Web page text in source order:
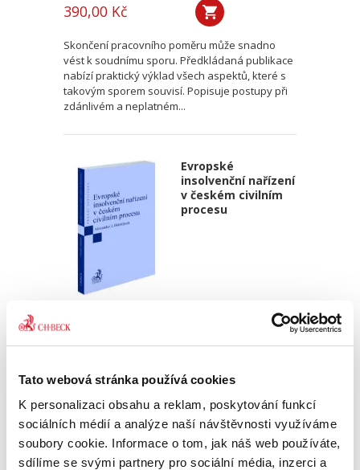
Tato webová stránka používá cookies
K personalizaci obsahu a reklam, poskytování funkcí
sociálních médií a analýze naší návštěvnosti využíváme
soubory cookie. Informace o tom, jak náš web používáte,
sdílíme se svými partnery pro sociální média, inzerci a
390,00 Kč
Skončení pracovního poměru může snadno
vést k soudnímu sporu. Předkládaná publikace
nabízí praktický výklad všech aspektů, které s
takovým sporem souvisí. Popisuje postupy při
zdánlivém a neplatném...
Evropské
insolvenční nařízení
v českém civilním
procesu
690,00 Kč
Publikace navazuje na druhé vydání autorova
insolvenčním řízení, který vyšel v české verzi u
C. H. Beck v roce 2020. Zmíněný komentář byl
zpracován v...